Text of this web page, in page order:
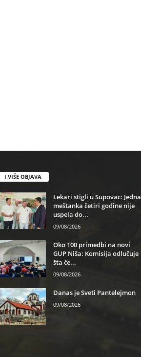
I VIŠE OBJAVA
Lekari stigli u Supovac: Jedna
meštanka četiri godine nije
uspela do...
09/08/2026
Oko 100 primedbi na novi
GUP Niša: Komisija odlučuje
šta će...
09/08/2026
Danas je Sveti Pantelejmon
09/08/2026